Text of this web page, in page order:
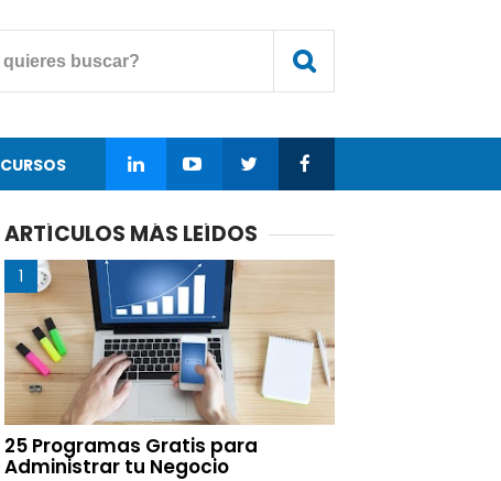
CURSOS
ARTÍCULOS MÁS LEÍDOS
25 Programas Gratis para
Administrar tu Negocio